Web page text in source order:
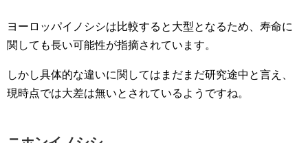
ヨーロッパイノシシは比較すると大型となるため、寿命に
関しても長い可能性が指摘されています。
しかし具体的な違いに関してはまだまだ研究途中と言え、
現時点では大差は無いとされているようですね。